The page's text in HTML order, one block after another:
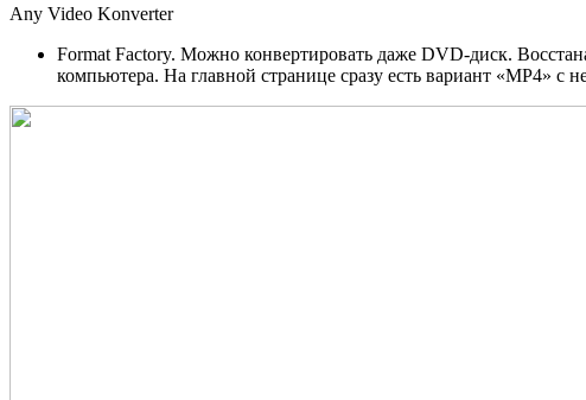
Any Video Konverter
Format Factory. Можно конвертировать даже DVD-диск.
компьютера. На главной странице сразу есть вариант «MP4»